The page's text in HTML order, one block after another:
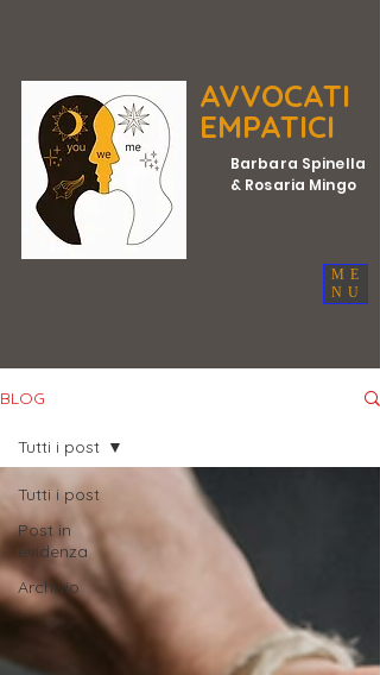
AVVOCATI
EMPATICI
ME
NU
Barbara Spinella
& Rosaria Mingo
BLOG
Tutti i post
Post in
evidenza
Archivio
Tutti i post